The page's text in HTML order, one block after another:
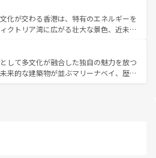
インミー、ベトナムコーヒーなどは、ぜ
い。どの地域を訪れてもあたたかい人々
くれるので、きっと忘れられない旅にな
いる。北部ではチェンマイなどの山岳地
い、南部ではプーケットやクラビの美し
ト気分を楽しむことができる。タイ料理
年中温暖で、どの季節にも異なる楽しみ
しみやすいタイの人々、仏教を中心とし
様な観光資源が、訪れる旅人を魅了し続
化が交わる香港は、特有のエネルギーを
クトリア湾に広がる壮大な景色、近未来
も感動するはず。観光スポットが密集し
見どころを回れるのも魅力。息をのむよ
的な体験まで、香港を存分に楽しみ尽く
して多文化が融合した独自の魅力を放つ
来的な建築物が並ぶマリーナベイ、歴史
地元の風情を楽しめる外せないスポット